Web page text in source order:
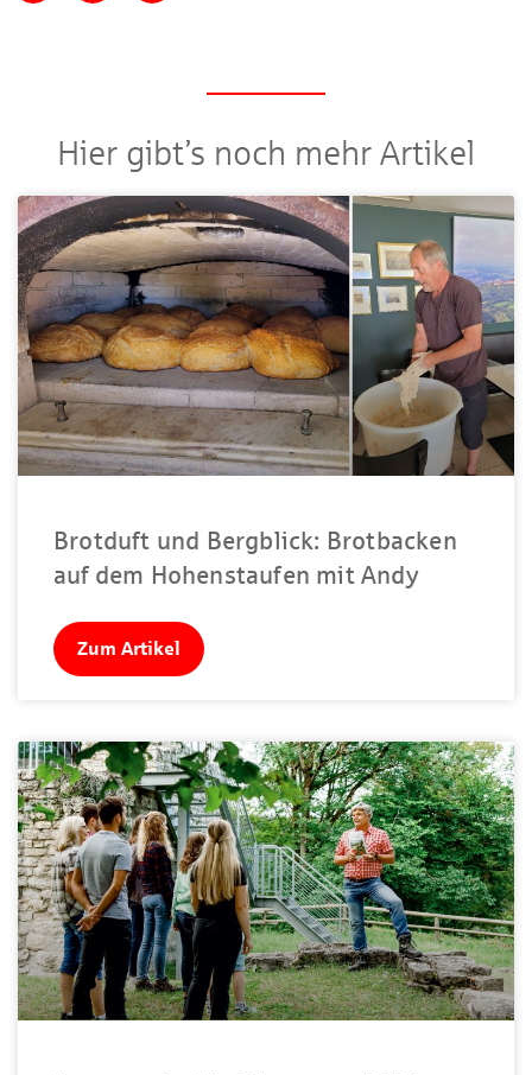
Hier gibt’s noch mehr Artikel
Brotduft und Bergblick: Brotbacken
auf dem Hohenstaufen mit Andy
Zum Artikel